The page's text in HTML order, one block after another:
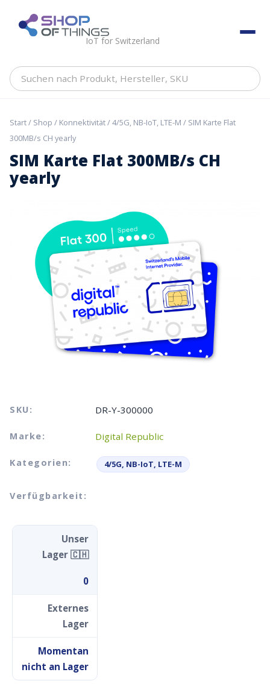
content ShopOfThings
IoT for Switzerland
Suchen
Hersteller,
Start/ Shop / Konnektivität/4/5G, NB-IoT, LTE-M / SIM Karte Flat
300MB/s CH yearly
SIM Karte Flat 300MB/s CH
yearly
SKU: DR-Y-300000
Marke: Digital Republic
Kategorien: 4/5G, NB-IoT, LTE-M
Verfügbarkeit:
Unser
Lager 🇨🇭
0
Externes
Lager
Momentan
nicht an Lager